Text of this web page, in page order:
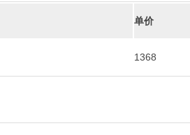
单价
1368